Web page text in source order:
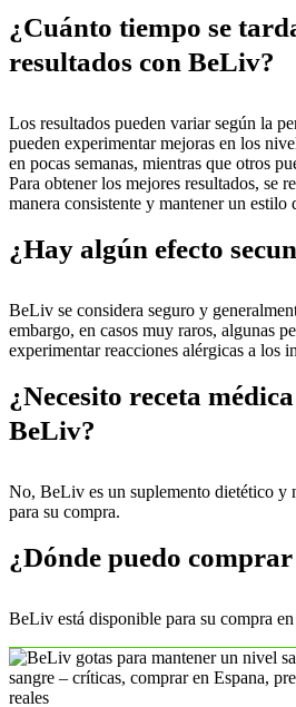
¿Cuánto tiempo se
resultados con BeLiv?
Los resultados pueden variar según la
pueden experimentar mejoras en los
en pocas semanas, mientras que otros
Para obtener los mejores resultados, se
manera consistente y mantener un estilo
¿Hay algún efecto
BeLiv se considera seguro y
embargo, en casos muy raros, algunas
experimentar reacciones alérgicas a los
¿Necesito receta
BeLiv?
No, BeLiv es un suplemento dietético y
para su compra.
¿Dónde puedo
BeLiv está disponible para su compra